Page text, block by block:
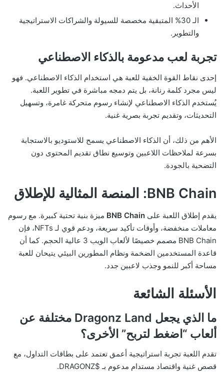
الأحداث.
الـ 30% المتبقية مخصصة للسيولة والشراكات الاستراتيجية
والتطوير.
تجربة لعب مدعومة بالذكاء الاصطناعي
إحدى نقاط القوة الخفية للعبة هي استخدام الذكاء الاصطناعي. فهو
ليس مجرد كلمة رنانة، بل يتم دمجه مباشرة في تطوير اللعبة.
يُستخدم الذكاء الاصطناعي لإنشاء رسوم متحركة غامرة، وتسهيل
التحديثات، وتقديم تجربة بصرية غنية.
الأهم من ذلك، أن الذكاء الاصطناعي يسمح للاستوديو بالاستجابة
بسرعة لملاحظات اللاعبين وتوسيع نطاق تقديم المحتوى دون
التضحية بالجودة.
BNB Chain: المنصة المثالية للإطلاق
يقدم إطلاق اللعبة على BNB Chain ميزة بنية تحتية كبيرة. مع رسوم
معاملات منخفضة، وأوقات تأكيد سريعة، ودعم قوي لـ NFTs، فإن
BNB Chain مصمم خصيصًا لألعاب الويب 3 عالية الحجم. كما أن
قاعدة المستخدمين الضخمة ونظام المطورين البيئي يتيحان للعبة
مساحة أكبر للنمو وجذب لاعبين جدد.
الأسئلة الشائعة
ما الذي يجعل Dragonz Land مختلفة عن
ألعاب “اضغط لتربح” الأخرى؟
تقدم اللعبة تجربة استراتيجية أعمق تعتمد على بطاقات التداول، مع
قصص غنية واقتصاد مستدام مدعوم بـ $DRAGONZ.